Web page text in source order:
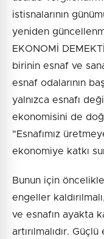
istisnalarının
yeniden
EKONOMİ
birinin esnaf ve
esnaf odalarının
yalnızca esnafı
ekonomisini de
"Esnafımız
ekonomiye katkı
Bunun için
engeller
ve esnafın ayakta
artırılmalıdır.